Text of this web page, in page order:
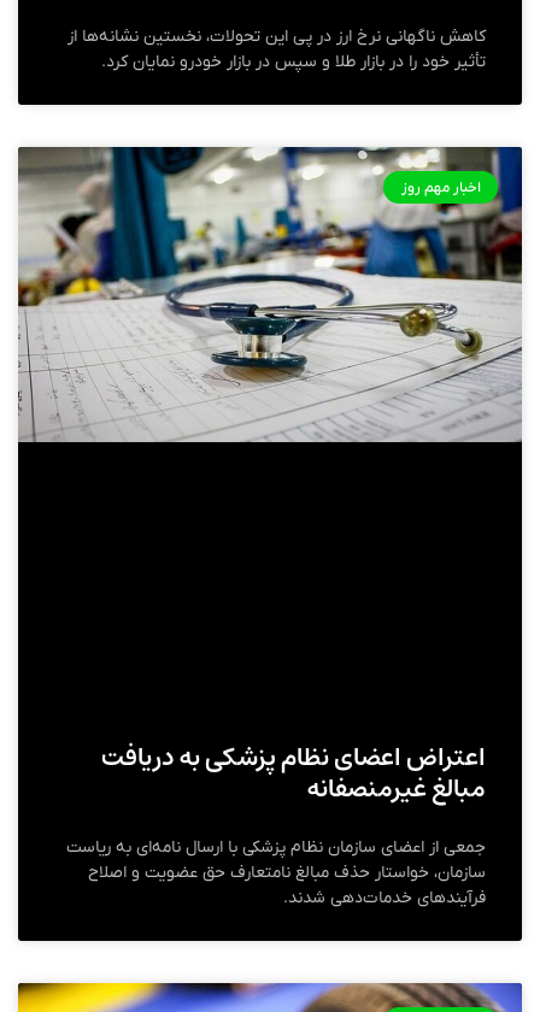
کاهش ناگهانی نرخ ارز در پی این تحولات، نخستین نشانه‌ها از
تأثیر خود را در بازار طلا و سپس در بازار خودرو نمایان کرد.
اخبار مهم روز
اعتراض اعضای نظام پزشکی به دریافت
مبالغ غیرمنصفانه
جمعی از اعضای سازمان نظام پزشکی با ارسال نامه‌ای به ریاست
سازمان، خواستار حذف مبالغ نامتعارف حق عضویت و اصلاح
فرآیندهای خدمات‌دهی شدند.